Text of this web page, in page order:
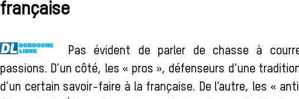
française
Pas évident de parler de chasse à
passions. D’un côté, les « pros », défenseurs d’une
d’un certain savoir-faire à la française. De l’autre, les «